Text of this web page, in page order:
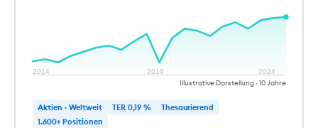
2014 2019 2024
Illustrative Darstellung · 10 Jahre
Aktien · Weltweit TER 0,19 %
Thesaurierend
1.600+ Positionen